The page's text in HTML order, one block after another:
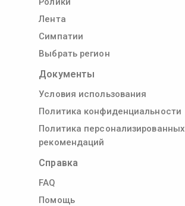
Лента
Симпатии
Выбрать регион
Документы
Условия использования
Политика конфиденциальности
Политика персонализированных
рекомендаций
Справка
FAQ
Помощь